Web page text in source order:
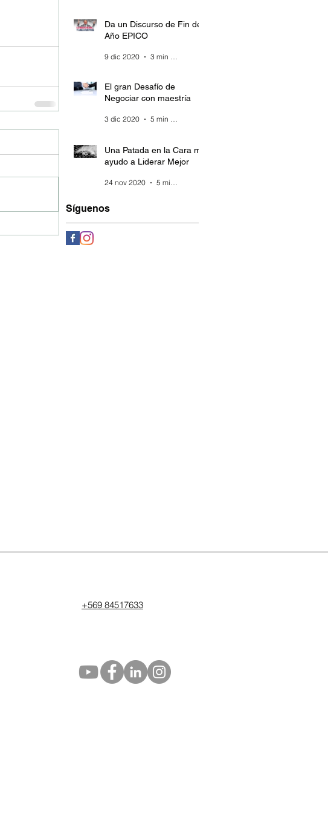
Da un Discurso de Fin de
Año EPICO
9 dic 2020 3 min de lectura
El gran Desafío de
Negociar con maestría
3 dic 2020 5 min de lectura
Una Patada en la Cara me
ayudo a Liderar Mejor
24 nov 2020 5 min de lectura
Síguenos
+569 84517633